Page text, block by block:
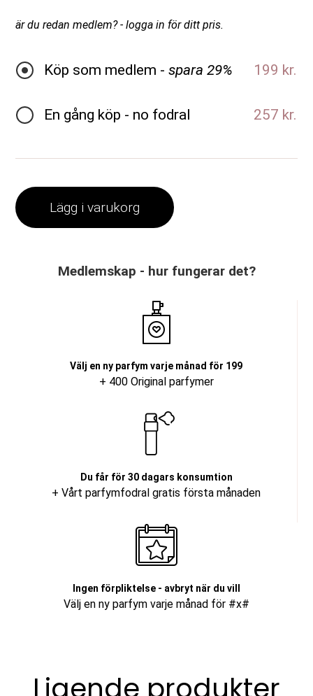
är du redan medlem? - logga in för ditt pris.
Köp som medlem - spara 29% 199 kr.
En gång köp - no fodral 257 kr.
Lägg i varukorg
Medlemskap - hur fungerar det?
Välj en ny parfym varje månad för 199
+ 400 Original parfymer
Du får för 30 dagars konsumtion
+ Vårt parfymfodral gratis första månaden
Ingen förpliktelse - avbryt när du vill
Välj en ny parfym varje månad för #x#